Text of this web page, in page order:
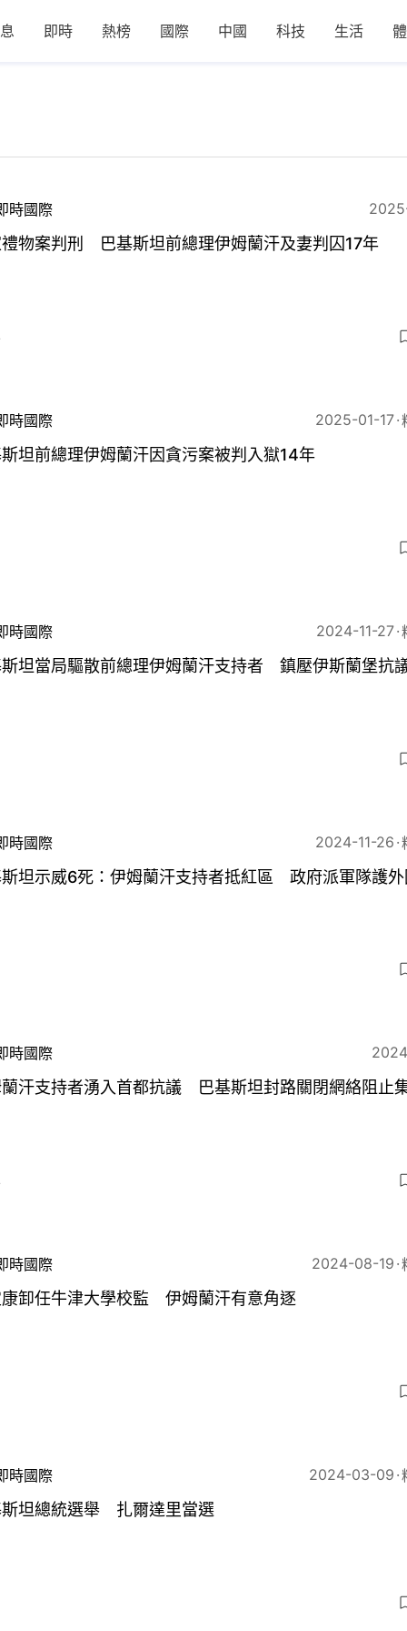
即時 熱榜 國際 中國 科技 生活
時國際
物案判刑 巴基斯坦前總理伊姆蘭汗及妻判囚17年
時國際 2025-01-17
坦前總理伊姆蘭汗因貪污案被判入獄14年
時國際 2024-11-27
坦當局驅散前總理伊姆蘭汗支持者 鎮壓伊斯蘭堡抗
時國際 2024-11-26
坦示威6死：伊姆蘭汗支持者抵紅區 政府派軍隊護外
時國際
汗支持者湧入首都抗議 巴基斯坦封路關閉網絡阻止
時國際 2024-08-19
卸任牛津大學校監 伊姆蘭汗有意角逐
時國際 2024-03-09
坦總統選舉 扎爾達里當選